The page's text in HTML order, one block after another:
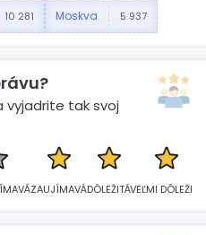
10 281 Moskva 5 937
vyjadrite tak svoj
ZAUJÍMAVÁDÔLEŽITÁVEĽMI DÔLEŽITÁ